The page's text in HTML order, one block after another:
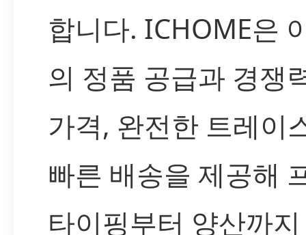
합니다. ICHOME은
의 정품 공급과 경쟁
가격, 완전한 트레이
빠른 배송을 제공해
타이핑부터 양산까